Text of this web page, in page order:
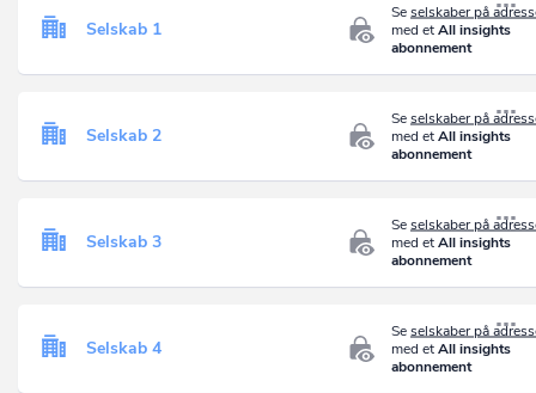
Seselskaber på
med etAll insights
abonnement
Selskab 1
Seselskaber på
med etAll insights
abonnement
Selskab 2
Seselskaber på
med etAll insights
abonnement
Selskab 3
Seselskaber på
med etAll insights
abonnement
Selskab 4